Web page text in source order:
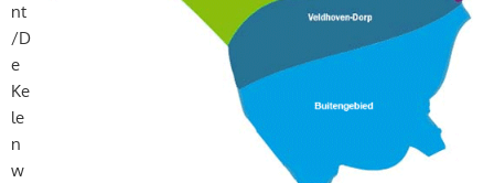
nt
/D
e
Ke
le
n
w